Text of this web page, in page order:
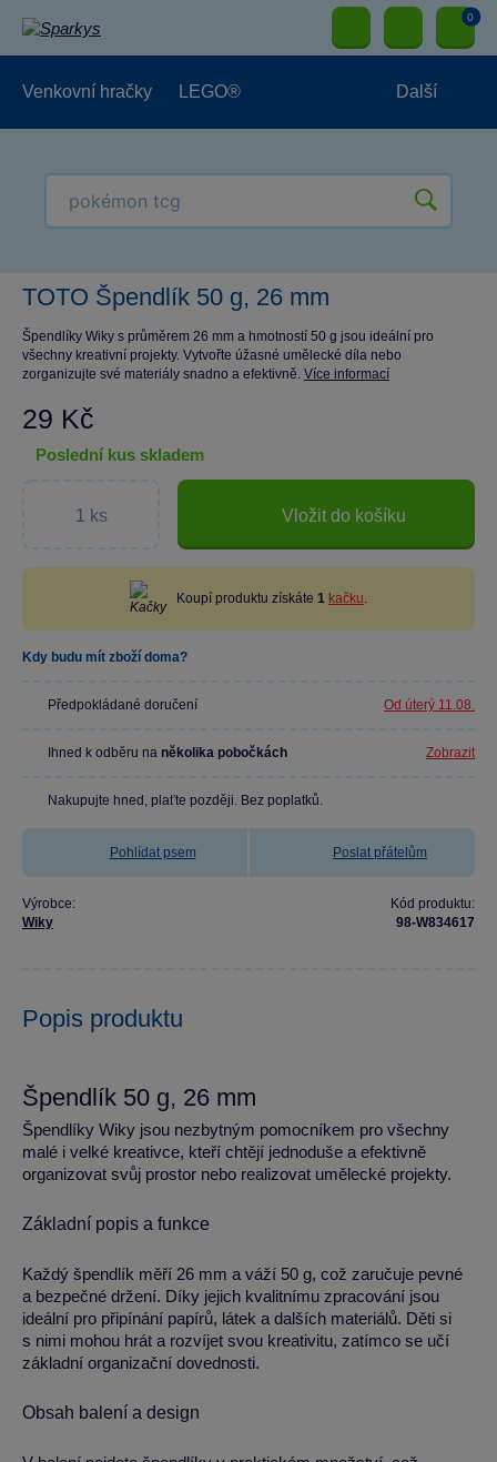
0
Venkovní hračky LEGO® Další
TOTO Špendlík 50 g, 26 mm
Špendlíky Wiky s průměrem 26 mm a hmotností 50 g jsou ideální pro
všechny kreativní projekty. Vytvořte úžasné umělecké díla nebo
zorganizujte své materiály snadno a efektivně. Více informací
29 Kč
poslední kus skladem
Vložit do košíku
Koupí produktu získáte 1 kačku.
Kdy budu mít zboží doma?
Předpokládané doručení Od úterý 11.08.
Ihned k odběru na několika pobočkách Zobrazit
Nakupujte hned, plaťte později. Bez poplatků.
Pohlídat psem Poslat přátelům
Výrobce:
Wiky
Kód produktu:
98-W834617
Popis produktu
Špendlík 50 g, 26 mm
Špendlíky Wiky jsou nezbytným pomocníkem pro všechny
malé i velké kreativce, kteří chtějí jednoduše a efektivně
organizovat svůj prostor nebo realizovat umělecké projekty.
Základní popis a funkce
Každý špendlík měří 26 mm a váží 50 g, což zaručuje pevné
a bezpečné držení. Díky jejich kvalitnímu zpracování jsou
ideální pro připínání papírů, látek a dalších materiálů. Děti si
s nimi mohou hrát a rozvíjet svou kreativitu, zatímco se učí
základní organizační dovednosti.
Obsah balení a design